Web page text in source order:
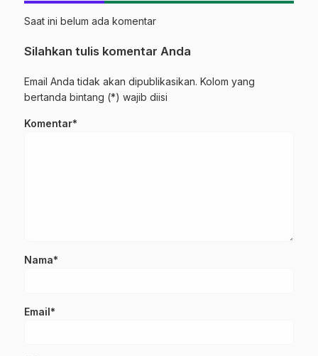
Saat ini belum ada komentar
Silahkan tulis komentar Anda
Email Anda tidak akan dipublikasikan. Kolom yang
bertanda bintang (*) wajib diisi
Komentar*
Nama*
Email*